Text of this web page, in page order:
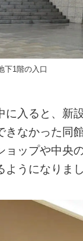
下1階の入口
に入ると、新
きなかった同
ョップや中央
うになりまし